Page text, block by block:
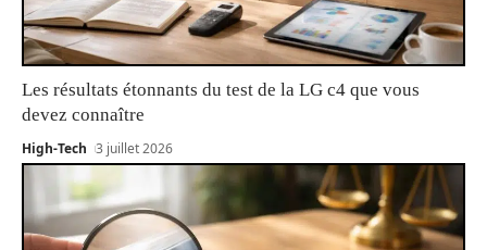
Les résultats étonnants du test de la LG c4 que vous
devez connaître
High-Tech 3 juillet 2026